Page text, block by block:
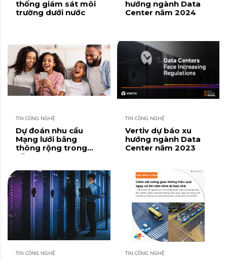
thống giám sát môi
trường dưới nước
hướng ngành Data
Center năm 2024
TIN CÔNG NGHỆ
Dự đoán nhu cầu
Mạng lưới băng
thông rộng trong
năm 2023
TIN CÔNG NGHỆ
Vertiv dự báo xu
hướng ngành Data
Center năm 2023
TIN CÔNG NGHỆ TIN CÔNG NGHỆ